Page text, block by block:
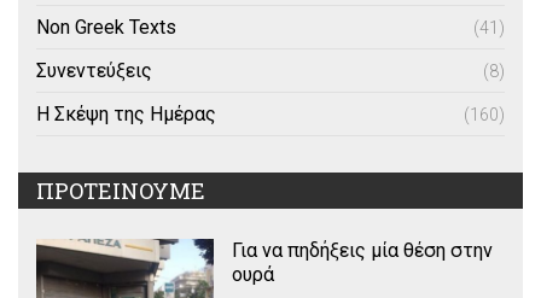
Non Greek Texts (41)
Συνεντεύξεις (8)
Η Σκέψη της Ημέρας (160)
ΠΡΟΤΕΙΝΟΥΜΕ
Για να πηδήξεις μία θέση στην
ουρά